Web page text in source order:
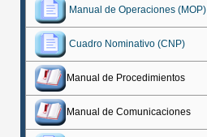
Manual de Operaciones (MOP)
Cuadro Nominativo (CNP)
Manual de Procedimientos
Manual de Comunicaciones